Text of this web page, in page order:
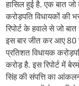
हासिल हुई है. एक बात
करोड़पति विधायकों की
रिपोर्ट के हवाले से जो
इस बार जीत कर आए 80
प्रतिशत विधायक
करोड़ है. इस रिपोर्ट में
सिंह की संपत्ति का